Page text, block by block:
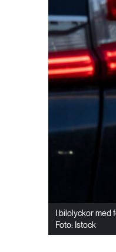
I bilolyckor
Foto: Istock